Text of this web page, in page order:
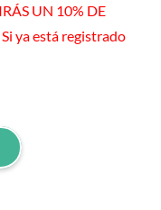
UN 10% DE
Si ya está registrado